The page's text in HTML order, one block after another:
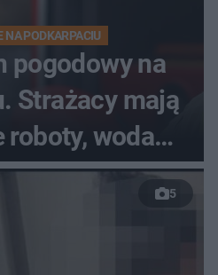
NA PODKARPACIU
pogodowy na
Strażacy mają
roboty, woda
i budynki
5